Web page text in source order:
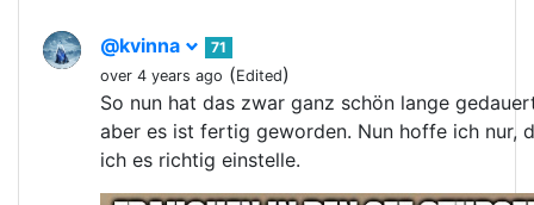
@kvinna
71
over 4 years ago (Edited)
So nun hat das zwar ganz schön lange
aber es ist fertig geworden. Nun hoffe ich nur,
ich es richtig einstelle.